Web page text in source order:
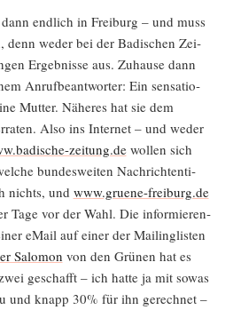
end­lich in Frei­burg – und muss
denn weder bei der Badi­schen Zei­
Ergeb­nis­se aus. Zuhau­se dann
Anruf­be­ant­wor­ter: Ein sen­sa­tio­
Mut­ter. Nähe­res hat sie dem
Also ins Inter­net – und weder
zeitung.dewol­len sich
bun­des­wei­ten Nach­rich­ten­ti­
nichts, und www.gruene-freiburg.de
Tage vor der Wahl. Die infor­mie­ren­
eMail auf einer der Mai­ling­lis­ten
Salo­mon von den Grü­nen hat es
geschafft – ich hat­te ja mit sowas
und knapp 30% für ihn gerech­net –